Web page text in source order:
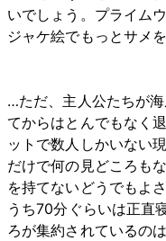
いでしょう。プライム
ジャケ絵でもっとサメ
…ただ、主人公たちが
てからはとんでもなく
ットで数人しかいない
だけで何の見どころも
を持てないどうでもよ
うち70分ぐらいは正直
ろが集約されているの